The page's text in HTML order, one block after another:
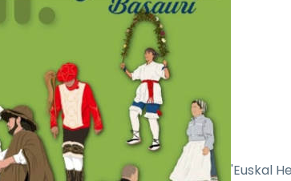
'Euskal